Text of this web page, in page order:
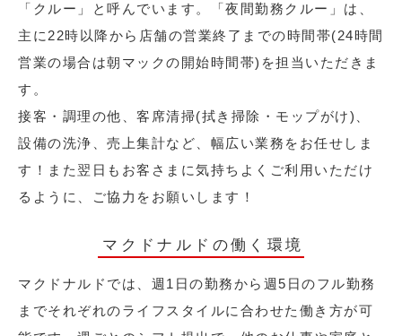
「クルー」と呼んでいます。「夜間勤務クルー」は、
主に22時以降から店舗の営業終了までの時間帯(24時間
営業の場合は朝マックの開始時間帯)を担当いただきま
す。
接客・調理の他、客席清掃(拭き掃除・モップがけ)、
設備の洗浄、売上集計など、幅広い業務をお任せしま
す！また翌日もお客さまに気持ちよくご利用いただけ
るように、ご協力をお願いします！
マクドナルドの働く環境
マクドナルドでは、週1日の勤務から週5日のフル勤務
までそれぞれのライフスタイルに合わせた働き方が可